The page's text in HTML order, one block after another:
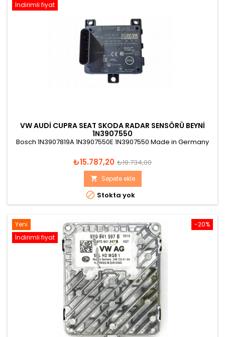
İndirimli fiyat
VW AUDI CUPRA SEAT SKODA RADAR SENSÖRÜ BEYNI
1N3907550
Bosch 1N3907819A 1N3907550E 1N3907550 Made in Germany
Fiyat
₺15.787,20 Normal
fiyat
₺19.734,00
 Sepete ekle
 Stokta yok
-20%
Yeni
İndirimli fiyat